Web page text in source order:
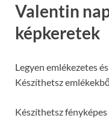
Valentin
képkeretek
Legyen emlékezetes
Készíthetsz
Készíthetsz